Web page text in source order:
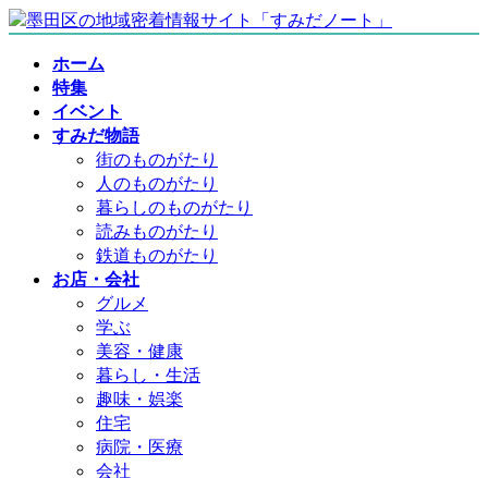
コ
ナ
ホーム
特集
イベント
すみだ物語
街のものがたり
人のものがたり
暮らしのものがたり
読みものがたり
鉄道ものがたり
お店・会社
グルメ
学ぶ
美容・健康
暮らし・生活
趣味・娯楽
住宅
病院・医療
会社